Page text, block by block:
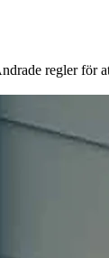
regler för